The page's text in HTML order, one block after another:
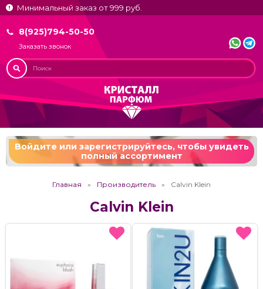
Минимальный заказ от 999 руб.
8(925)794-50-50
Заказать звонок
Войдите или зарегистрируйтесь,чтобы увидеть
полный ассортимент
Главная Производитель Calvin Klein
Calvin Klein